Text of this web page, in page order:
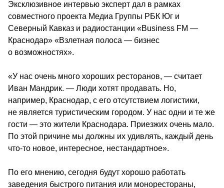
Эксклюзивное интервью эксперт дал в рамках
совместного проекта Медиа Группы РБК Юг и
Северный Кавказ и радиостанции «Business FM —
Краснодар» «Взлетная полоса — бизнес
о возможностях».
«У нас очень много хороших ресторанов, — считает
Иван Мандрик. — Люди хотят продавать. Но,
например, Краснодар, с его отсутствием логистики,
не является туристическим городом. У нас одни и те же
гости — это жители Краснодара. Приезжих очень мало.
По этой причине мы должны их удивлять, каждый день
что-то новое, интересное, нестандартное».
По его мнению, сегодня будут хорошо работать
заведения быстрого питания или монорестораны,